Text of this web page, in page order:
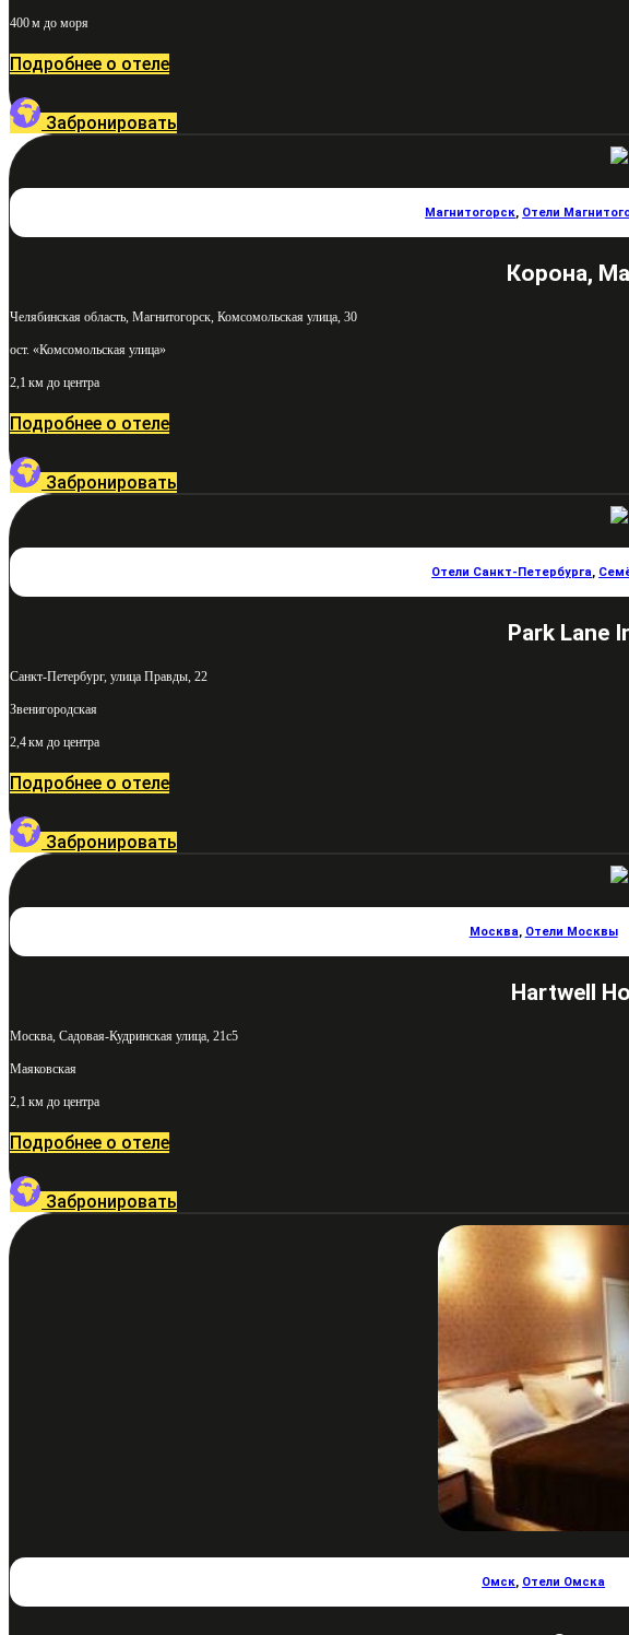
400 м до моря
Подробнее о отеле
Забронировать
Магнитогорск, Отели
Корона,
Челябинская область, Магнитогорск, Комсомольская улица, 30
ост. «Комсомольская улица»
2,1 км до центра
Подробнее о отеле
Забронировать
Отели Санкт-Петербурга,
Park Lane
Санкт-Петербург, улица Правды, 22
Звенигородская
2,4 км до центра
Подробнее о отеле
Забронировать
Москва, Отели Москвы
Hartwell
Москва, Садовая-Кудринская улица, 21с5
Маяковская
2,1 км до центра
Подробнее о отеле
Забронировать
Омск, Отели Омска